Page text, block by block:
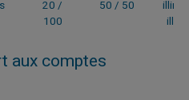
20 /
100
50 / 50
aux comptes